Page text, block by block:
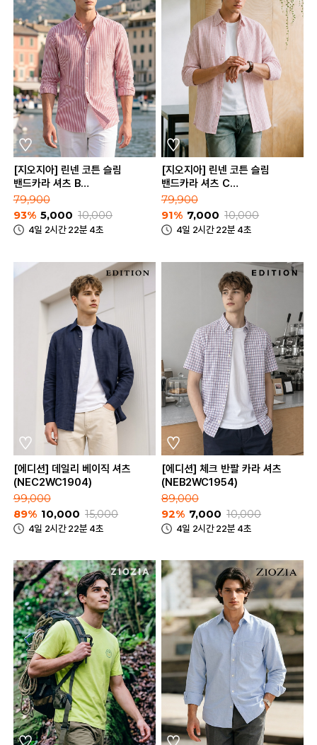
[지오지아] 린넨 코튼 슬림
밴드카라 셔츠 B
(AEB2WC1101_B)
79,900
93% 5,000 10,000
4일 2시간 22분 4초
[지오지아] 린넨 코튼 슬림
밴드카라 셔츠 C
(AEB2WC1101_C)
79,900
91% 7,000 10,000
4일 2시간 22분 4초
[에디션] 데일리 베이직 셔츠
(NEC2WC1904)
99,000
89% 10,000 15,000
4일 2시간 22분 4초
[에디션] 체크 반팔 카라 셔츠
(NEB2WC1954)
89,000
92% 7,000 10,000
4일 2시간 22분 4초